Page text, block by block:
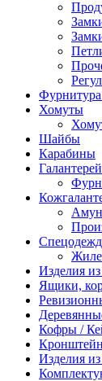
Хомуты
Шайбы
Карабины
Изделия
Ящики,
Кофры /
Изделия